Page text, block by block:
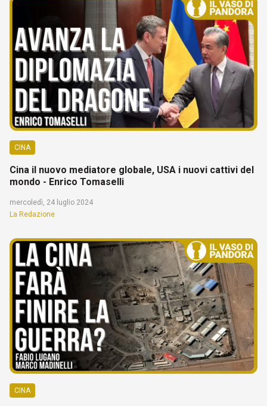
CINA
Cina il nuovo mediatore globale, USA i nuovi cattivi del
mondo - Enrico Tomaselli
mercoledì, 24 luglio 2024
La Redazione
CINA